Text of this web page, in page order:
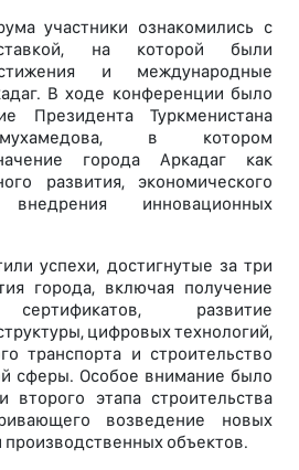
участники ознакомились с
на которой были
и международные
В ходе конференции было
Президента Туркменистана
в котором
города Аркадаг как
развития, экономического
инновационных
успехи, достигнутые за три
города, включая получение
развитие
цифровых технологий,
транспорта и строительство
сферы. Особое внимание было
второго этапа строительства
возведение новых
объектов.